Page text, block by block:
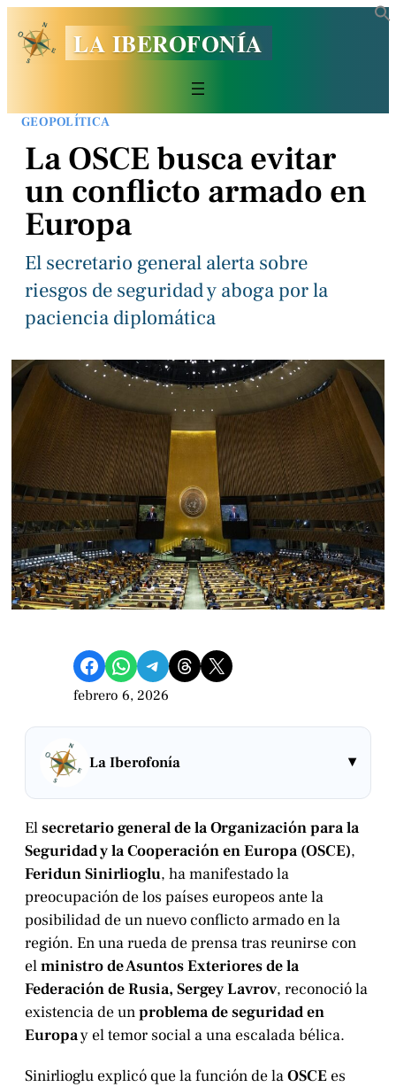
LA IBEROFONÍA
GEOPOLÍTICA
La OSCE busca evitar
un conflicto armado en
Europa
El secretario general alerta sobre
riesgos de seguridad y aboga por la
paciencia diplomática
Compartir en Facebook Compartir en WhatsApp Compartir en Telegram Share on Threads Compartir en X
febrero 6, 2026
La Iberofonía ▾
Elsecretario general de la Organización para la
Seguridad y la Cooperación en Europa (OSCE),
Feridun Sinirlioglu, ha manifestado la
preocupación de los países europeos ante la
posibilidad de un nuevo conflicto armado en la
región. En una rueda de prensa tras reunirse con
elministro de Asuntos Exteriores de la
Federación de Rusia, Sergey Lavrov, reconoció la
existencia de unproblema de seguridad en
Europay el temor social a una escalada bélica.
Sinirlioglu explicó que la función de laOSCE es